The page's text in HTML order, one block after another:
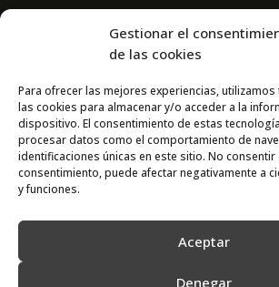
Gestionar el
de las cookies
Para ofrecer las mejores experiencias,
las cookies para almacenar y/o acceder a la
dispositivo. El consentimiento de estas
procesar datos como el comportamiento de
identificaciones únicas en este sitio. No consentir
consentimiento, puede afectar negativamente a
y funciones.
Aceptar
Denegar
Av. Real Academia de Medicina
CONTACTO
667 841 238
info@adimur.es